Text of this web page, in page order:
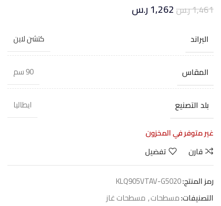
1,461ر.س1,262ر.س
البراند كتشن لاين
المقاس 90 سم
بلد التصنيع
ايطاليا
غير متوفر في المخزون
قارن
تفضيل
رمز المنتج:KLQ905VTAV-G5020
التصنيفات:مسطحات, مسطحات غاز